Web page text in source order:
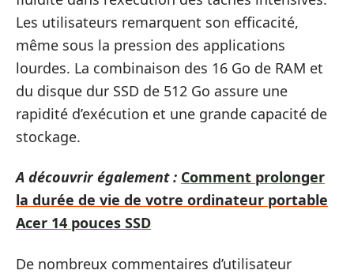
Les utilisateurs remarquent son efficacité,
même sous la pression des applications
lourdes. La combinaison des 16 Go de RAM et
du disque dur SSD de 512 Go assure une
rapidité d’exécution et une grande capacité de
stockage.
A découvrir également : Comment prolonger
la durée de vie de votre ordinateur portable
Acer 14 pouces SSD
De nombreux commentaires d’utilisateur